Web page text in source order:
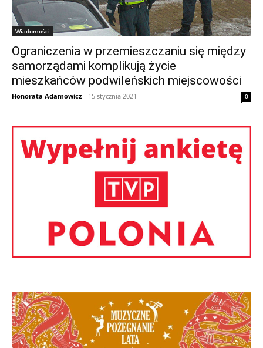
Wiadomości
Ograniczenia w przemieszczaniu się między
samorządami komplikują życie
mieszkańców podwileńskich miejscowości
Honorata Adamowicz - 15 stycznia 2021 0